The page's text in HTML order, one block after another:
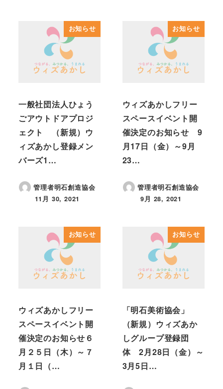
お知らせ
一般社団法人ひょう
ごアウトドアプロジ
ェクト （新規）ウ
ィズあかし登録メン
バーズ1…
管理者明石創造協会
投稿日
11月 30, 2021
お知らせ
ウィズあかしフリー
スペースイベント開
催決定のお知らせ 9
月17日（金）～9月
23…
管理者明石創造協会
投稿日
9月 28, 2021
お知らせ
ウィズあかしフリー
スペースイベント開
催決定のお知らせ６
月２５日（木）～７
月１日（…
お知らせ
「明石美術協会」
（新規）ウィズあか
しグループ登録団
体 2月28日（金）～
3月5日…